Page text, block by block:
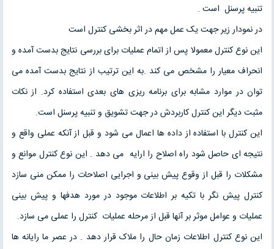
تنبیه پرسنل است .
در نمودار زیر جهت یک عمل مهم در اثر بخشی کنترل است
این نوع کنترل معمولا پس از اتمام عملیات برای بررسی نتایج بدست آمده و
انحراف معیار را مشخص می کند .به این ترتیب از نتایج بدست آمده می
توان در موارد مشابه برای برنامه ریزی های بعدی استفاده کرد. از نکات
مثبت دیگر این کنترل کاربردش در جهت تشویق و تنبیه پرسنل است.
این کنترل با استفاده از داده ها اعمال می شود و قبل از آنکه عملی واقع و
نتیجه ای حاصل شود راه اصلاح را ارایه می دهد . این نوع کنترل موانع و
مشکلات را قبل از وقوع پیش بینی و اجرایی اصلاحات را ممکن منی سازد
کنترل پیش نگر با تکیه بر اطلاعات موجود در مورد هدفها و پیش بینی
عملیات و عوامل موثر بر آنها قبل از مرحله عملیات کنترل را عملی می سازد.
این نوع کنترل اطلاعات زمان حال را ملاک قرار دهد . در عصر ما رایانه ها